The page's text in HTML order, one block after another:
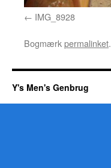
IMG_8928
Bogmærkpermalinket.
Y's Men's Genbrug